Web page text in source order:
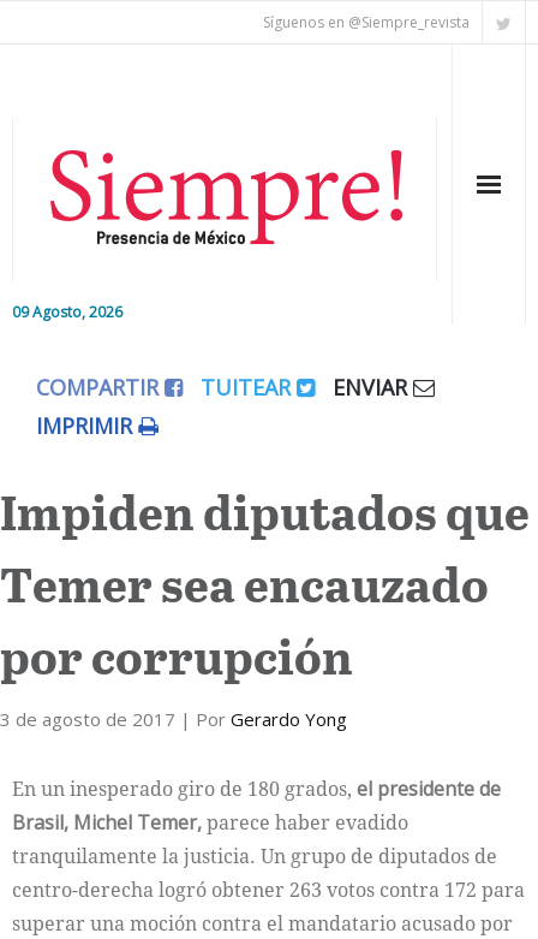
Síguenos en @Siempre_revista
09 Agosto, 2026
Editorial
Colaboradores
Internacional
Cultura
COMPARTIR TUITEAR
ENVIAR
IMPRIMIR
Impiden diputados que
Temer sea encauzado
por corrupción
3 de agosto de 2017 | Por Gerardo Yong
En un inesperado giro de 180 grados, el presidente de
Brasil, Michel Temer,parece haber evadido
tranquilamente la justicia. Un grupo de diputados de
centro-derecha logró obtener 263 votos contra 172 para
superar una moción contra el mandatario acusado por